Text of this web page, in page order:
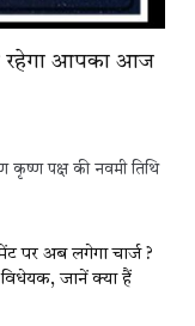
रहेगा आपका आज
पक्ष की नवमी तिथि
पर अब लगेगा चार्ज ?
जानें क्या हैं